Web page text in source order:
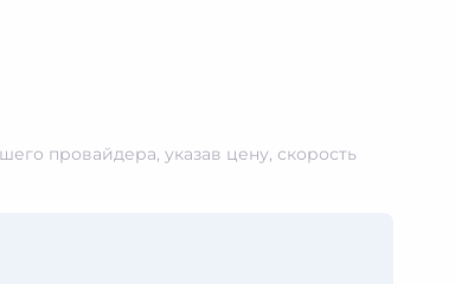
провайдера, указав цену, скорость